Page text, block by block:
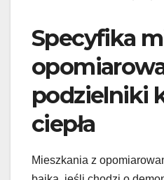
Specyfika
podzielniki
ciepła
Mieszkania z